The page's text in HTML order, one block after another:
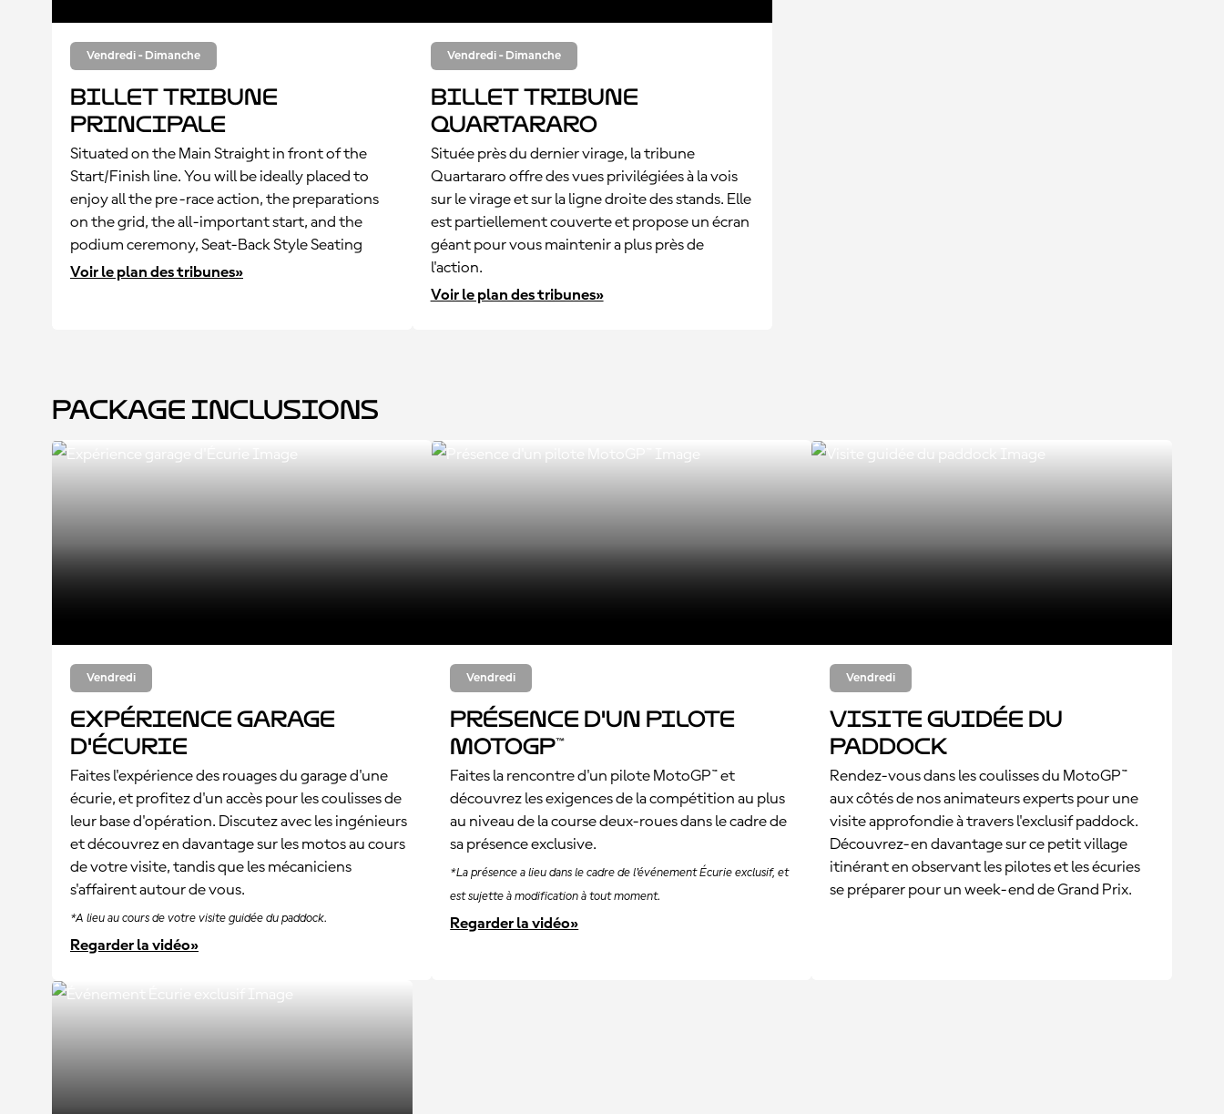
Vendredi - Dimanche
Billet tribune
principale
Situated on the Main Straight in front of the
Start/Finish line. You will be ideally placed to
enjoy all the pre-race action, the preparations
on the grid, the all-important start, and the
podium ceremony, Seat-Back Style Seating
Voir le plan des tribunes»
Vendredi - Dimanche
Billet tribune
Quartararo
Située près du dernier virage, la tribune
Quartararo offre des vues privilégiées à la vois
sur le virage et sur la ligne droite des stands. Elle
est partiellement couverte et propose un écran
géant pour vous maintenir a plus près de
l'action.
Voir le plan des tribunes»
Package Inclusions
Vendredi
Expérience garage
d'Écurie
Faites l'expérience des rouages du garage d'une
écurie, et profitez d'un accès pour les coulisses de
leur base d'opération. Discutez avec les ingénieurs
et découvrez en davantage sur les motos au cours
de votre visite, tandis que les mécaniciens
s'affairent autour de vous.
*A lieu au cours de votre visite guidée du paddock.
Regarder la vidéo»
Vendredi
Présence d'un pilote
MotoGP™
Faites la rencontre d'un pilote MotoGP™ et
découvrez les exigences de la compétition au plus
au niveau de la course deux-roues dans le cadre de
sa présence exclusive.
*La présence a lieu dans le cadre de l'événement Écurie exclusif, et
est sujette à modification à tout moment.
Regarder la vidéo»
Vendredi
Visite guidée du
paddock
Rendez-vous dans les coulisses du MotoGP™
aux côtés de nos animateurs experts pour une
visite approfondie à travers l'exclusif paddock.
Découvrez-en davantage sur ce petit village
itinérant en observant les pilotes et les écuries
se préparer pour un week-end de Grand Prix.